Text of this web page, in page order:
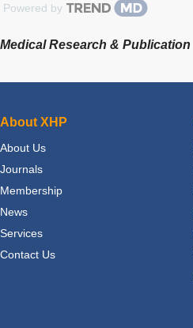
Powered by
Medical Research & Publication
About XHP
About Us
Journals
Membership
News
Services
Contact Us